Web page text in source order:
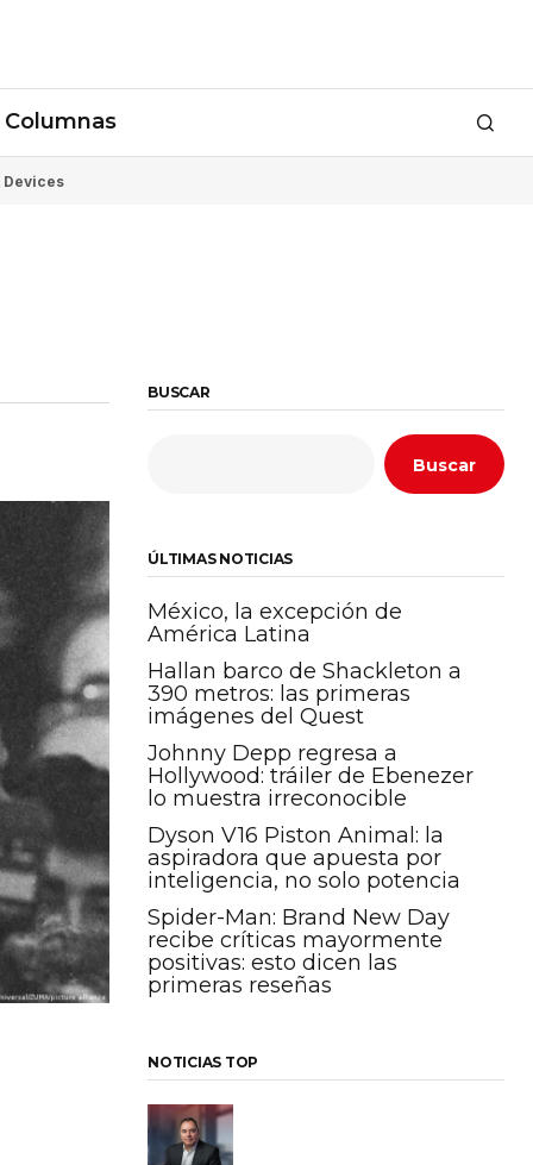
Columnas
Devices
BUSCAR
Buscar
ÚLTIMAS NOTICIAS
México, la excepción de
América Latina
Hallan barco de Shackleton a
390 metros: las primeras
imágenes del Quest
Johnny Depp regresa a
Hollywood: tráiler de Ebenezer
lo muestra irreconocible
Dyson V16 Piston Animal: la
aspiradora que apuesta por
inteligencia, no solo potencia
Spider-Man: Brand New Day
recibe críticas mayormente
positivas: esto dicen las
primeras reseñas
NOTICIAS TOP